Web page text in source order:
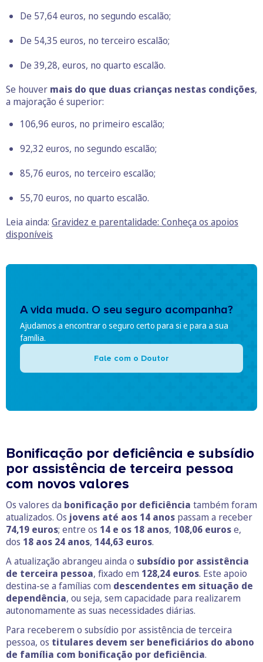
De 57,64 euros, no segundo escalão;
De 54,35 euros, no terceiro escalão;
De 39,28, euros, no quarto escalão.
Se houver mais do que duas crianças nestas condições,
a majoração é superior:
106,96 euros, no primeiro escalão;
92,32 euros, no segundo escalão;
85,76 euros, no terceiro escalão;
55,70 euros, no quarto escalão.
Leia ainda: Gravidez e parentalidade: Conheça os apoios
disponíveis
A vida muda. O seu seguro acompanha?
Ajudamos a encontrar o seguro certo para si e para a sua
família.
Fale com o Doutor
Bonificação por deficiência e subsídio
por assistência de terceira pessoa
com novos valores
Os valores da bonificação por deficiência também foram
atualizados. Os jovens até aos 14 anos passam a receber
74,19 euros; entre os 14 e os 18 anos, 108,06 eurose,
dos 18 aos 24 anos, 144,63 euros.
A atualização abrangeu ainda o subsídio por assistência
de terceira pessoa, fixado em 128,24 euros. Este apoio
destina-se a famílias com descendentes em situação de
dependência, ou seja, sem capacidade para realizarem
autonomamente as suas necessidades diárias.
Para receberem o subsídio por assistência de terceira
pessoa, os titulares devem ser beneficiários do abono
de família com bonificação por deficiência.